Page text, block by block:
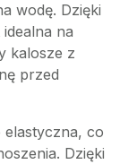
wodę. Dzięki
na
kalosze z
przed
elastyczna, co
Dzięki